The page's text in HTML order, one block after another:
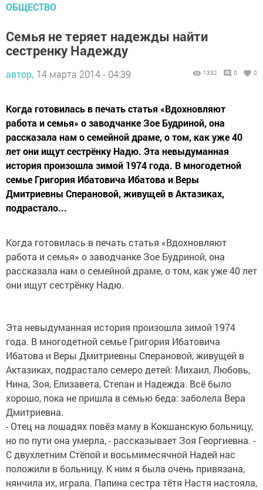
ОБЩЕСТВО
Семья не теряет надежды найти
сестренку Надежду
автор, 14 марта 2014 - 04:39 1332 0 0
Когда готовилась в печать статья «Вдохновляют
работа и семья» о заводчанке Зое Будриной, она
рассказала нам о семейной драме, о том, как уже 40
лет они ищут сестрёнку Надю. Эта невыдуманная
история произошла зимой 1974 года. В многодетной
семье Григория Ибатовича Ибатова и Веры
Дмитриевны Сперановой, живущей в Актазиках,
подрастало...
Когда готовилась в печать статья «Вдохновляют
работа и семья» о заводчанке Зое Будриной, она
рассказала нам о семейной драме, о том, как уже 40 лет
они ищут сестрёнку Надю.
Эта невыдуманная история произошла зимой 1974
года. В многодетной семье Григория Ибатовича
Ибатова и Веры Дмитриевны Сперановой, живущей в
Актазиках, подрастало семеро детей: Михаил, Любовь,
Нина, Зоя, Елизавета, Степан и Надежда. Всё было
хорошо, пока не пришла в семью беда: заболела Вера
Дмитриевна.
- Отец на лошадях повёз маму в Кокшанскую больницу,
но по пути она умерла, - рассказывает Зоя Георгиевна. -
С двухлетним Стёпой и восьмимесячной Надей нас
положили в больницу. К ним я была очень привязана,
нянчила их, играла. Папина сестра тётя Настя настояла,